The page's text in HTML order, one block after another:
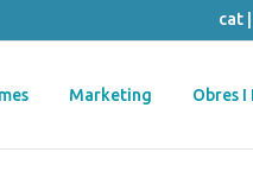
cat|
Marketing Obres I